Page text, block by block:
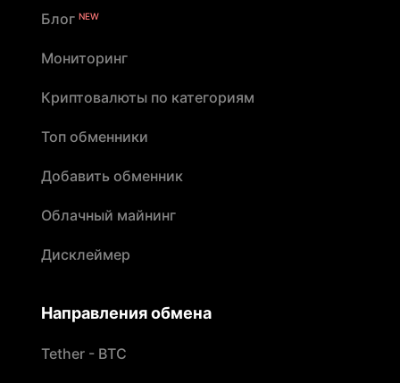
Блог NEW
Мониторинг
Криптовалюты по категориям
Топ обменники
Добавить обменник
Облачный майнинг
Дисклеймер
Направления обмена
Tether - BTC